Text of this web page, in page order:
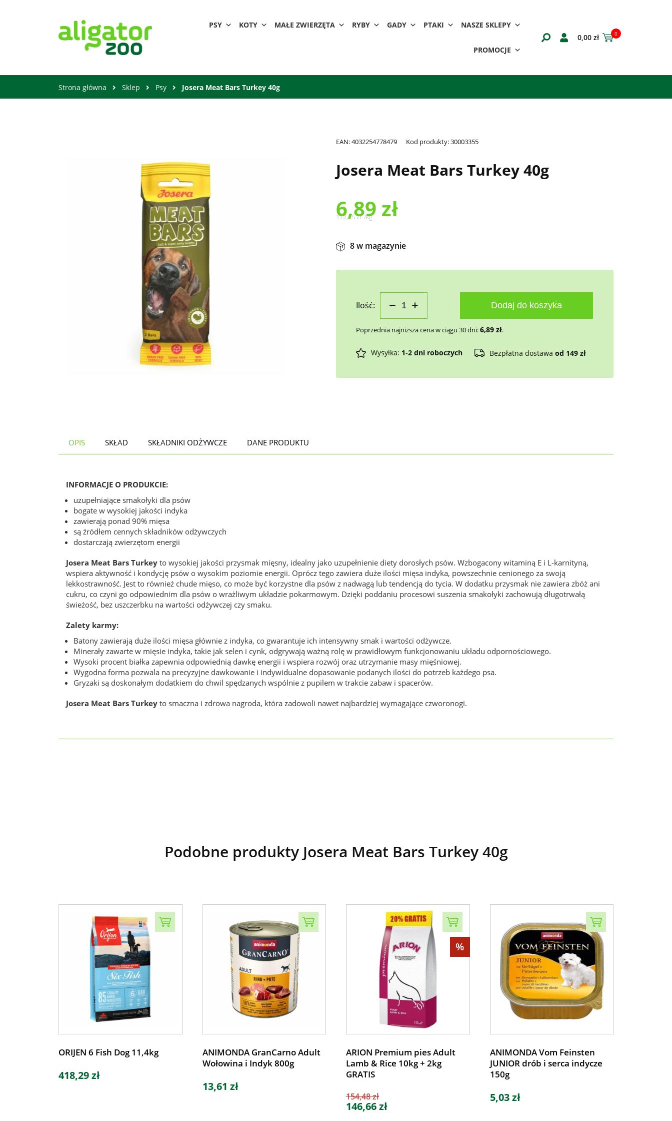
PSY KOTY MAŁE ZWIERZĘTA RYBY GADY PTAKI NASZE SKLEPY
PROMOCJE
0,00 zł 0
Strona główna Sklep Psy Josera Meat Bars Turkey 40g
EAN:4032254778479 Kod produkty:30003355
Josera Meat Bars Turkey 40g
6,89 zł
172,25zł /kg
8 w magazynie
Ilość: Dodaj do koszyka
Poprzednia najniższa cena w ciągu 30 dni:6,89 zł.
Wysyłka: 1-2 dni roboczych Bezpłatna dostawa od 149 zł
OPIS SKŁAD SKŁADNIKI ODŻYWCZE DANE PRODUKTU
INFORMACJE O PRODUKCIE:
uzupełniające smakołyki dla psów
bogate w wysokiej jakości indyka
zawierają ponad 90% mięsa
są źródłem cennych składników odżywczych
dostarczają zwierzętom energii
Josera Meat Bars Turkey to wysokiej jakości przysmak mięsny, idealny jako uzupełnienie diety dorosłych psów. Wzbogacony witaminą E i L-karnityną,
wspiera aktywność i kondycję psów o wysokim poziomie energii. Oprócz tego zawiera duże ilości mięsa indyka, powszechnie cenionego za swoją
lekkostrawność. Jest to również chude mięso, co może być korzystne dla psów z nadwagą lub tendencją do tycia. W dodatku przysmak nie zawiera zbóż ani
cukru, co czyni go odpowiednim dla psów o wrażliwym układzie pokarmowym. Dzięki poddaniu procesowi suszenia smakołyki zachowują długotrwałą
świeżość, bez uszczerbku na wartości odżywczej czy smaku.
Zalety karmy:
Batony zawierają duże ilości mięsa głównie z indyka, co gwarantuje ich intensywny smak i wartości odżywcze.
Minerały zawarte w mięsie indyka, takie jak selen i cynk, odgrywają ważną rolę w prawidłowym funkcjonowaniu układu odpornościowego.
Wysoki procent białka zapewnia odpowiednią dawkę energii i wspiera rozwój oraz utrzymanie masy mięśniowej.
Wygodna forma pozwala na precyzyjne dawkowanie i indywidualne dopasowanie podanych ilości do potrzeb każdego psa.
Gryzaki są doskonałym dodatkiem do chwil spędzanych wspólnie z pupilem w trakcie zabaw i spacerów.
Josera Meat Bars Turkey to smaczna i zdrowa nagroda, która zadowoli nawet najbardziej wymagające czworonogi.
Podobne produkty Josera Meat Bars Turkey 40g
ORIJEN 6 Fish Dog 11,4kg
418,29 zł
ANIMONDA GranCarno Adult
Wołowina i Indyk 800g
13,61 zł
%
ARION Premium pies Adult
Lamb & Rice 10kg + 2kg
GRATIS
154,48 zł
146,66 zł
ANIMONDA Vom Feinsten
JUNIOR drób i serca indycze
150g
5,03 zł